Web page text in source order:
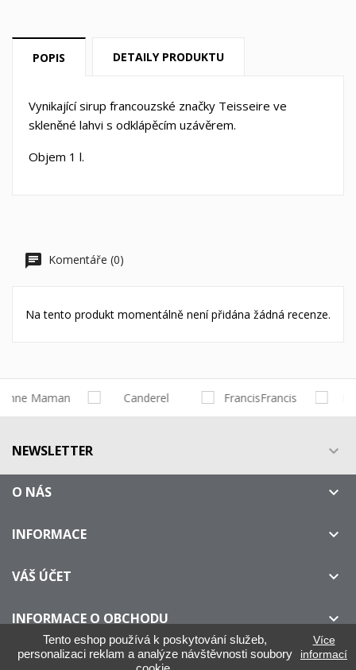
Tento eshop používá k poskytování služeb,
personalizaci reklam a analýze návštěvnosti soubory
Více
informací
POPIS DETAILY PRODUKTU
Vynikající sirup francouzské značky Teisseire ve
skleněné lahvi s odklápěcím uzávěrem.
Objem 1 l.
Komentáře (0)
Na tento produkt momentálně není přidána žádná recenze.
NEWSLETTER 
O NÁS 
INFORMACE 
VÁŠ ÚČET 
INFORMACE O OBCHODU 